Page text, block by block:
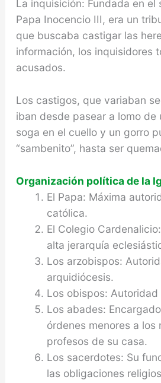
La inquisición: Fundada en el
Papa Inocencio III, era un
que busca­ba castigar las
información, los inquisidores
acusados.
Los castigos, que variaban
iban desde pasear a lomo de
soga en el cuello y un gorro
“sambenito”, hasta ser
Organización política de la
El Papa: Máxima
católica.
El Colegio
alta je­rarquía
Los arzobispos:
arquidiócesis.
Los obispos:
Los abades:
órdenes menores a los
profesos de su casa.
Los sacerdotes: Su
las obliga­ciones